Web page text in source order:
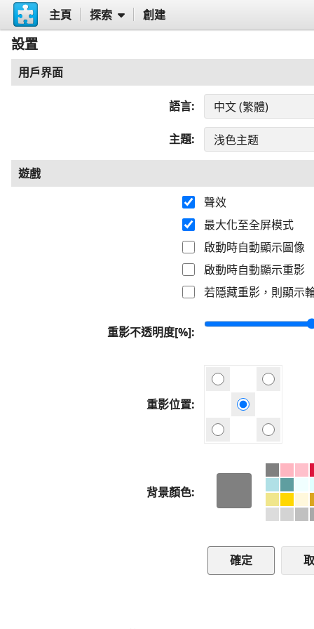
主頁 探索 創建
設置
用戶界面
語言
主題
遊戲
聲效
最大化至全屏模式
啟動時自動顯示圖像
啟動時自動顯示重影
若隱藏重影，則顯示
重影不透明度[%]
重影位置
背景顏色